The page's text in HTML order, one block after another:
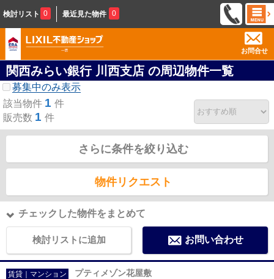
検討リスト 0 最近見た物件 0
お問合せ
関西みらい銀行 川西支店 の周辺物件一覧
募集中のみ表示
該当物件 1 件
販売数 1 件
さらに条件を絞り込む
物件リクエスト
チェックした物件をまとめて
検討リストに追加 お問い合わせ
賃貸｜マンション プティメゾン花屋敷